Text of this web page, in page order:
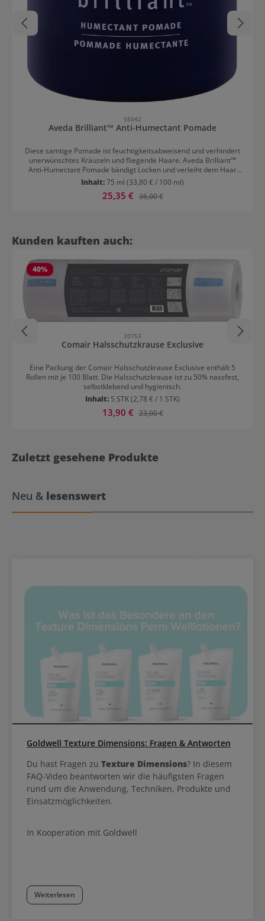
55042
Aveda Brilliant™ Anti-Humectant Pomade
Diese samtige Pomade ist feuchtigkeitsabweisend und verhindert
unerwünschtes Kräuseln und fliegende Haare. Aveda Brilliant™
Anti-Humectant Pomade bändigt Locken und verleiht dem Haar
einen gepflegten Look. Besonders wirksam bei hoher
Luftfeuchtigkeit. Vor oder nach dem Stylen in das Haar einarbeiten.
Eine besondere Wirkung wird erzielt, wenn die Pomade nach dem
Inhalt:75 ml (33,80 € / 100 ml)
Verkaufspreis:
25,35 € Regulärer Preis:
36,00 €
Produktgalerie überspringen
Kunden kauften auch:
40%
20753
Comair Halsschutzkrause Exclusive
Eine Packung der Comair Halsschutzkrause Exclusive enthält 5
Rollen mit je 100 Blatt. Die Halsschutzkrause ist zu 50% nassfest,
selbstklebend und hygienisch.
Inhalt: 5 STK(2,78 € / 1 STK)
Verkaufspreis:
13,90 € Regulärer Preis:
23,00 €
Zuletzt gesehene Produkte
Neu & lesenswert
Goldwell Texture Dimensions: Fragen & Antworten
Du hast Fragen zu Texture Dimensions? In diesem
FAQ-Video beantworten wir die häufigsten Fragen
rund um die Anwendung, Techniken, Produkte und
Einsatzmöglichkeiten.
In Kooperation mit Goldwell
Weiterlesen